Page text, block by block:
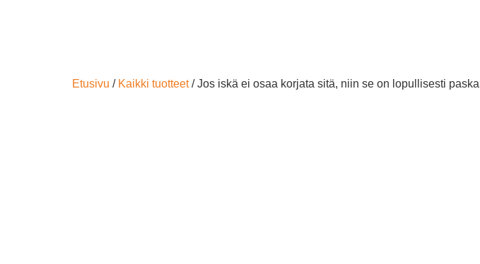
Etusivu / Kaikki tuotteet/ Jos iskä ei osaa korjata sitä, niin se on lopullisesti